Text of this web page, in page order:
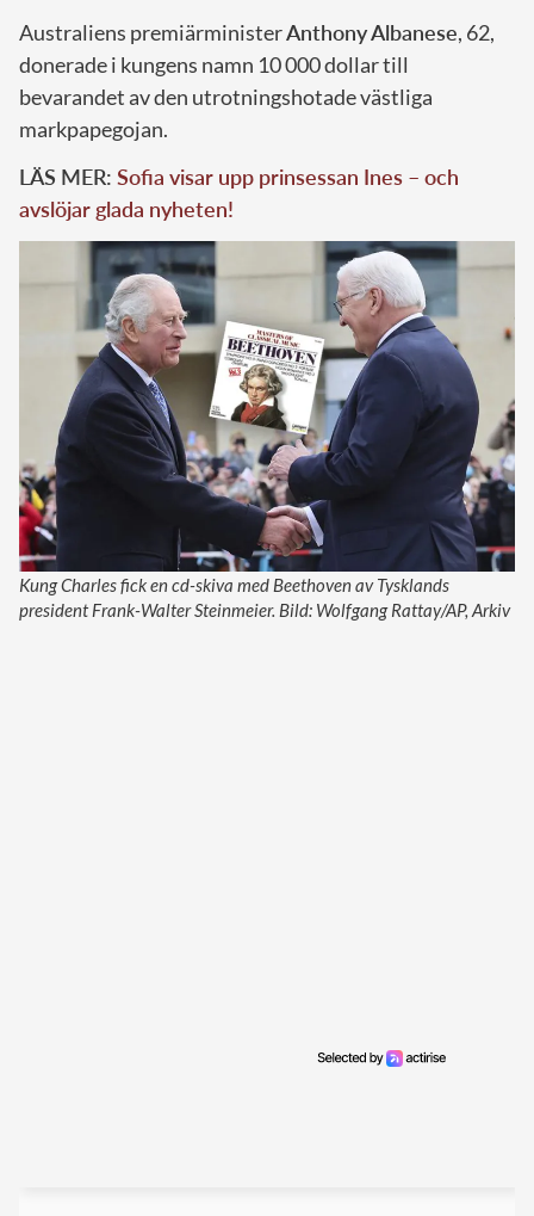
Australiens premiärministerAnthony Albanese, 62,
donerade i kungens namn 10 000 dollar till
bevarandet av den utrotningshotade västliga
markpapegojan.
LÄS MER: Sofia visar upp prinsessan Ines – och
avslöjar glada nyheten!
Kung Charles fick en cd-skiva med Beethoven av Tysklands
president Frank-Walter Steinmeier. Bild: Wolfgang Rattay/AP, Arkiv